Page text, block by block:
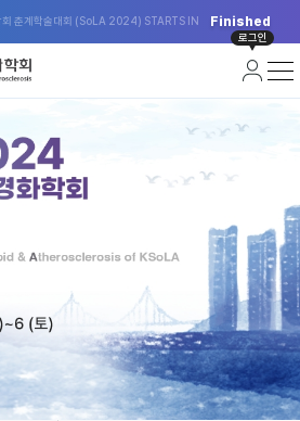
회 춘계학술대회 (SoLA 2024) STARTS IN Finished
로그인